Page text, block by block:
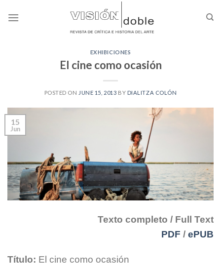
EXHIBICIONES
El cine como ocasión
POSTED ON JUNE 15, 2013 BY DIALITZA COLÓN
15
Jun
Texto completo / Full Text
PDF / ePUB
Título: El cine como ocasión